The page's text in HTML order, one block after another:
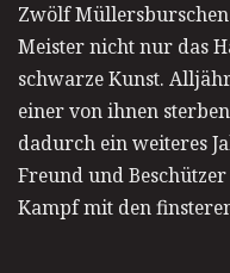
Zwölf
Meister nicht nur das
schwarze Kunst.
einer von ihnen
dadurch ein weiteres
Freund und
Kampf mit den